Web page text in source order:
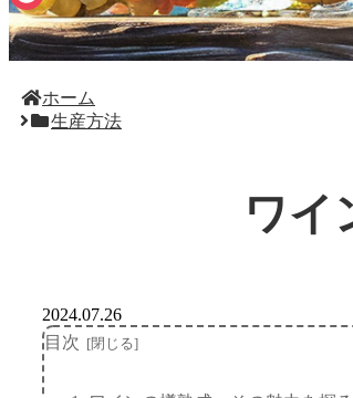
ホーム
生産方法
ワイ
2024.07.26
目次
Pocket